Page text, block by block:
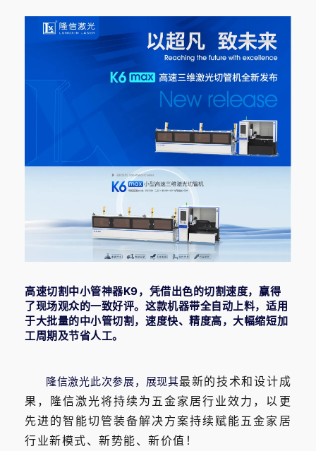
高速切割中小管神器K9，凭借出色的切割速度，赢得
了现场观众的一致好评。这款机器带全自动上料，适用
于大批量的中小管切割，速度快、精度高，大幅缩短加
工周期及节省人工。
隆信激光此次参展，展现其最新的技术和设计成
果 ，隆信激光将持续为五金家居行业效力，以更
先进的智能切管装备解决方案持续赋能五金家居
行业新模式、新势能、新价值！